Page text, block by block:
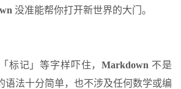
没准能帮你打开新世界的大门。
标记」等字样吓住，Markdown 不是
语法十分简单，也不涉及任何数学或编